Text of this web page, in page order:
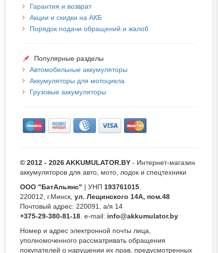
Гарантия и возврат
Акции и скидки на АКБ
Порядок подачи обращений и жалоб
Популярные разделы
Автомобильные аккумуляторы
Аккумуляторы для мотоцикла
Грузовые аккумуляторы
© 2012 - 2026 AKKUMULATOR.BY - Интернет-магазин
аккумуляторов для авто, мото, лодок и спецтехники
ООО "БатАльянс" | УНП 193761015.
220012, г.Минск, ул. Лещинского 14А, пом.48
Почтовый адрес: 220091, а/я 14
+375-29-380-81-18. e-mail: info@akkumulator.by
Номер и адрес электронной почты лица,
уполномоченного рассматривать обращения
покупателей о нарушении их прав, предусмотренных